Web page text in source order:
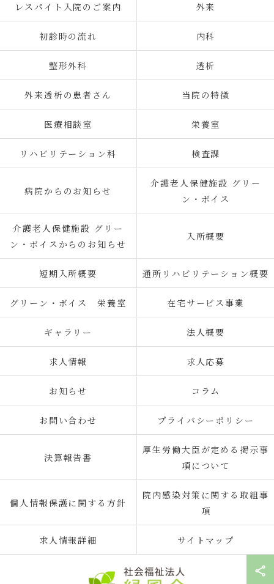
レスパイト入院のご案内 外来
初診時の流れ 内科
整形外科 透析
外来透析の患者さん 当院の特徴
医療相談室 栄養室
リハビリテーション科 検査課
病院からのお知らせ
介護老人保健施設 グリー
ン・ボイス
介護老人保健施設 グリー
ン・ボイスからのお知らせ
入所概要
短期入所概要 通所リハビリテーション概要
グリーン・ボイス 栄養室 在宅サービス事業
ギャラリー 法人概要
求人情報 求人応募
お知らせ コラム
お問い合わせ プライバシーポリシー
決算報告書
厚生労働大臣が定める掲示事
項について
個人情報保護に関する方針
院内感染対策に関する取組事
項
求人情報詳細 サイトマップ